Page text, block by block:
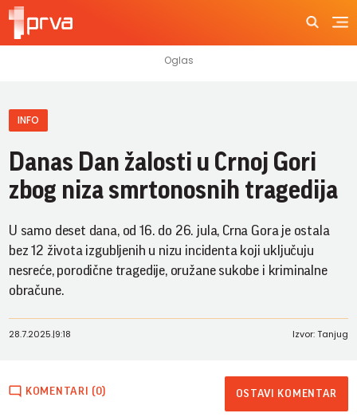
INFO
Danas Dan žalosti u Crnoj Gori
zbog niza smrtonosnih tragedija
U samo deset dana, od 16. do 26. jula, Crna Gora je ostala
bez 12 života izgubljenih u nizu incidenta koji uključuju
nesreće, porodične tragedije, oružane sukobe i kriminalne
obračune.
28.7.2025.|9:18 Izvor: Tanjug
KOMENTARI (0) OSTAVI KOMENTAR